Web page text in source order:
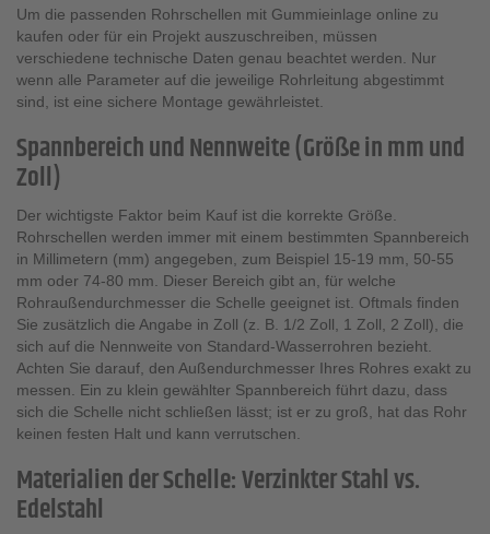
Um die passenden Rohrschellen mit Gummieinlage online zu
kaufen oder für ein Projekt auszuschreiben, müssen
verschiedene technische Daten genau beachtet werden. Nur
wenn alle Parameter auf die jeweilige Rohrleitung abgestimmt
sind, ist eine sichere Montage gewährleistet.
Spannbereich und Nennweite (Größe in mm und
Zoll)
Der wichtigste Faktor beim Kauf ist die korrekte Größe.
Rohrschellen werden immer mit einem bestimmten Spannbereich
in Millimetern (mm) angegeben, zum Beispiel 15-19 mm, 50-55
mm oder 74-80 mm. Dieser Bereich gibt an, für welche
Rohraußendurchmesser die Schelle geeignet ist. Oftmals finden
Sie zusätzlich die Angabe in Zoll (z. B. 1/2 Zoll, 1 Zoll, 2 Zoll), die
sich auf die Nennweite von Standard-Wasserrohren bezieht.
Achten Sie darauf, den Außendurchmesser Ihres Rohres exakt zu
messen. Ein zu klein gewählter Spannbereich führt dazu, dass
sich die Schelle nicht schließen lässt; ist er zu groß, hat das Rohr
keinen festen Halt und kann verrutschen.
Materialien der Schelle: Verzinkter Stahl vs.
Edelstahl